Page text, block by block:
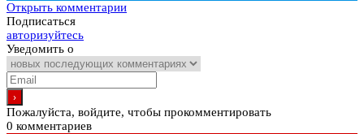
Открыть комментарии
Подписаться
авторизуйтесь
Уведомить о
Пожалуйста, войдите, чтобы прокомментировать
0 комментариев